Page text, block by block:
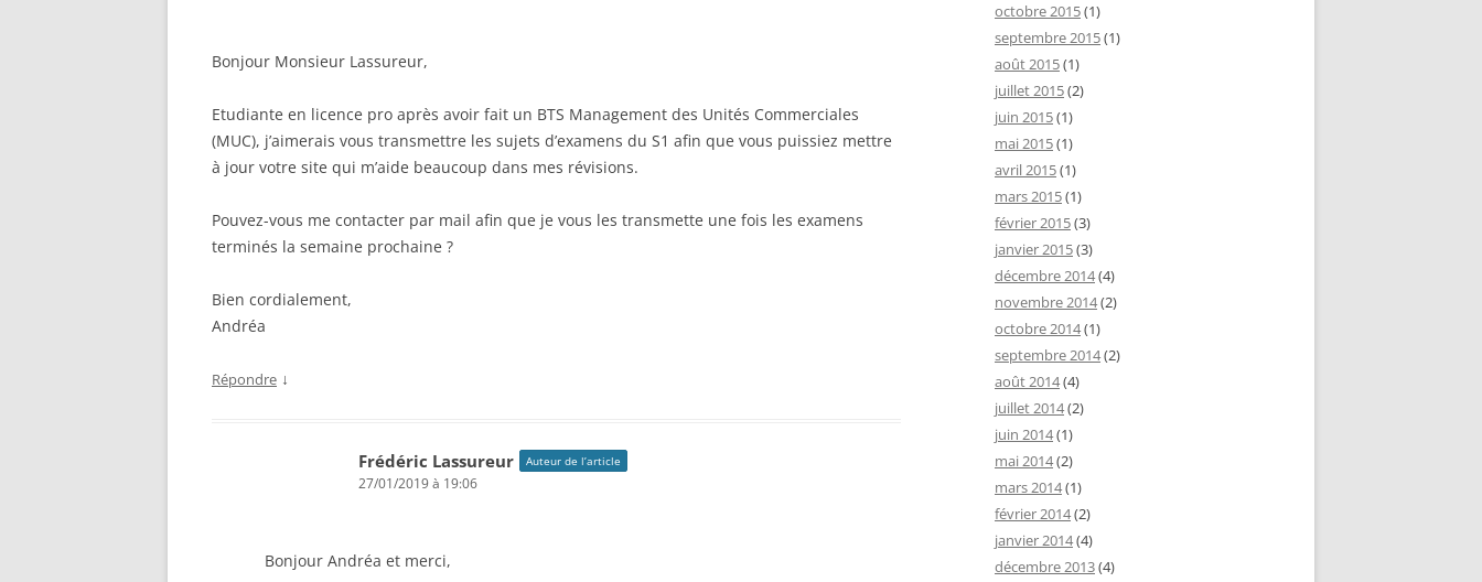
Bonjour Monsieur Lassureur,
Etudiante en licence pro après avoir fait un BTS Management des Unités Commerciales
(MUC), j’aimerais vous transmettre les sujets d’examens du S1 afin que vous puissiez mettre
à jour votre site qui m’aide beaucoup dans mes révisions.
Pouvez-vous me contacter par mail afin que je vous les transmette une fois les examens
terminés la semaine prochaine ?
Bien cordialement,
Andréa
Répondre ↓
Frédéric Lassureur Auteur de l’article
27/01/2019 à 19:06
Bonjour Andréa et merci,
octobre 2015(1)
septembre 2015(1)
août 2015(1)
juillet 2015(2)
juin 2015(1)
mai 2015(1)
avril 2015(1)
mars 2015(1)
février 2015(3)
janvier 2015(3)
décembre 2014(4)
novembre 2014(2)
octobre 2014(1)
septembre 2014(2)
août 2014(4)
juillet 2014(2)
juin 2014(1)
mai 2014(2)
mars 2014(1)
février 2014(2)
janvier 2014(4)
décembre 2013(4)